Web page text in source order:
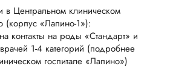
в Центральном клиническом
(корпус «Лапино-1»):
контакты на роды «Стандарт» и
1-4 категорий (подробнее
госпитале «Лапино»)